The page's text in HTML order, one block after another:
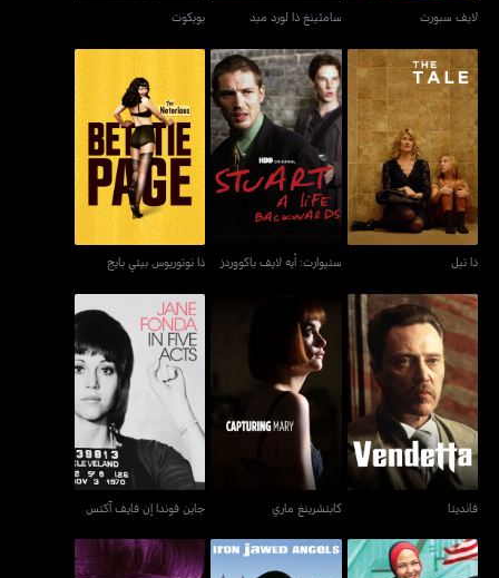
لايف سبورت سامثينغ ذا لورد ميد بويكوت
ذا تيل
ذا تيل
ستيوارت: أيه لايف باكووردز
ستيوارت: أيه لايف باكووردز
ذا نوتوريوس بيتي بايج
ذا نوتوريوس بيتي بايج
فانديتا
فانديتا
كابتشرينغ ماري
كابتشرينغ ماري
جاين فوندا إن فايف آكتس
جاين فوندا إن فايف آكتس